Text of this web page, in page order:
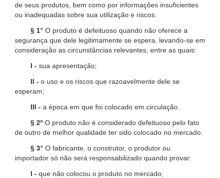
de seus produtos, bem como por informações insuficientes
ou inadequadas sobre sua utilização e riscos.
§ 1° O produto é defeituoso quando não oferece a
segurança que dele legitimamente se espera, levando-se em
consideração as circunstâncias relevantes, entre as quais:
I - sua apresentação;
II - o uso e os riscos que razoavelmente dele se
esperam;
III - a época em que foi colocado em circulação.
§ 2º O produto não é considerado defeituoso pelo fato
de outro de melhor qualidade ter sido colocado no mercado.
§ 3° O fabricante, o construtor, o produtor ou
importador só não será responsabilizado quando provar:
I - que não colocou o produto no mercado;